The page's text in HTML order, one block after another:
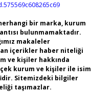
bir marka, kurum
bulunmamaktadır.
makaleler
içerikler haber niteliği
ve kişiler hakkında
kurum ve kişiler ile isim
Sitemizdeki bilgiler
taşımazlar.